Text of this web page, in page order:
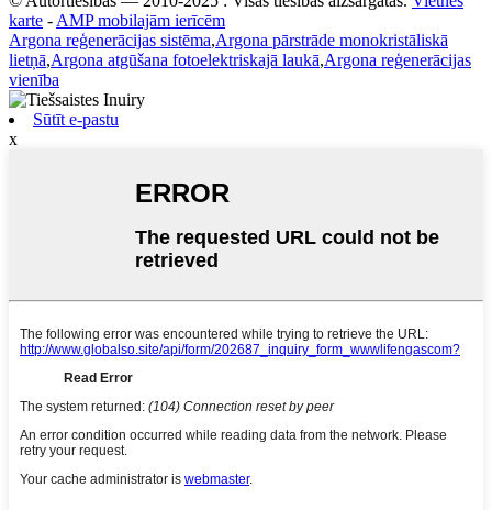
karte - AMP mobilajām ierīcēm
Argona reģenerācijas sistēma,Argona pārstrāde monokristāliskā
lietņā,Argona atgūšana fotoelektriskajā laukā,Argona reģenerācijas
vienība
Sūtīt e-pastu
x